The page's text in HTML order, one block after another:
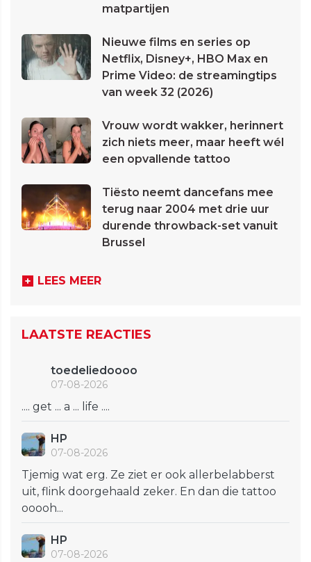
matpartijen
Nieuwe films en series op
Netflix, Disney+, HBO Max en
Prime Video: de streamingtips
van week 32 (2026)
Vrouw wordt wakker, herinnert
zich niets meer, maar heeft wél
een opvallende tattoo
Tiësto neemt dancefans mee
terug naar 2004 met drie uur
durende throwback-set vanuit
Brussel
LEES MEER
LAATSTE REACTIES
toedeliedoooo
07-08-2026
.... get ... a ... life ....
HP
07-08-2026
Tjemig wat erg. Ze ziet er ook allerbelabberst
uit, flink doorgehaald zeker. En dan die tattoo
ooooh...
HP
07-08-2026